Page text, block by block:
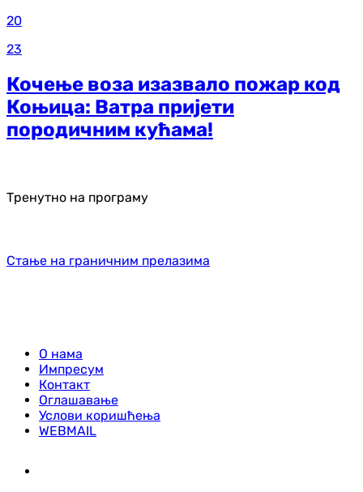
20
23
Кочење воза изазвало пожар код
Коњица: Ватра пријети
породичним кућама!
Тренутно на програму
Стање на граничним прелазима
О нама
Импресум
Контакт
Оглашавање
Услови коришћења
WEBMAIL